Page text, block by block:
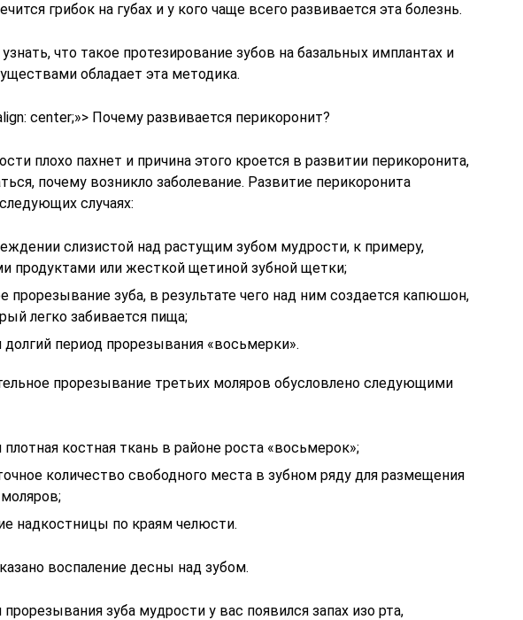
грибок на губах и у кого чаще всего развивается эта болезнь.
что такое протезирование зубов на базальных имплантах и
обладает эта методика.
center;»> Почему развивается перикоронит?
плохо пахнет и причина этого кроется в развитии перикоронита,
почему возникло заболевание. Развитие перикоронита
случаях:
слизистой над растущим зубом мудрости, к примеру,
продуктами или жесткой щетиной зубной щетки;
прорезывание зуба, в результате чего над ним создается капюшон,
легко забивается пища;
период прорезывания «восьмерки».
прорезывание третьих моляров обусловлено следующими
костная ткань в районе роста «восьмерок»;
количество свободного места в зубном ряду для размещения
надкостницы по краям челюсти.
воспаление десны над зубом.
зуба мудрости у вас появился запах изо рта,